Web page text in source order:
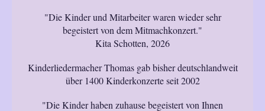
"Die Kinder und Mitarbeiter waren wieder sehr
begeistert von dem Mitmachkonzert."
Kita Schotten, 2026
Kinderliedermacher Thomas gab bisher deutschlandweit
über 1400 Kinderkonzerte seit 2002
"Die Kinder haben zuhause begeistert von Ihnen